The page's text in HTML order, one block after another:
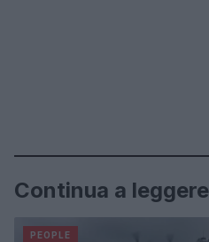
Continua a leggere
PEOPLE